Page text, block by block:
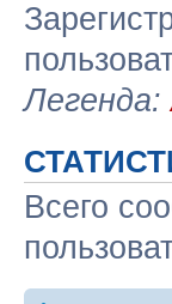
Легенда:
Всего